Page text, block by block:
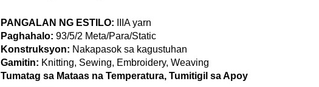
PANGALAN NG ESTILO:
IIIA yarn
Paghahalo: 93/5/2 Meta/Para/Static
Konstruksyon: Nakapasok sa kagustuhan
Gamitin: Knitting, Sewing, Embroidery, Weaving
Tumatag sa Mataas na Temperatura, Tumitigil sa Apoy